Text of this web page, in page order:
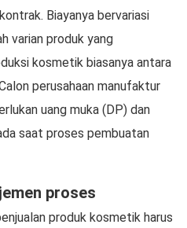
Biayanya bervariasi
varian produk yang
kosmetik biasanya antara
perusahaan manufaktur
uang muka (DP) dan
saat proses pembuatan
proses
produk kosmetik harus